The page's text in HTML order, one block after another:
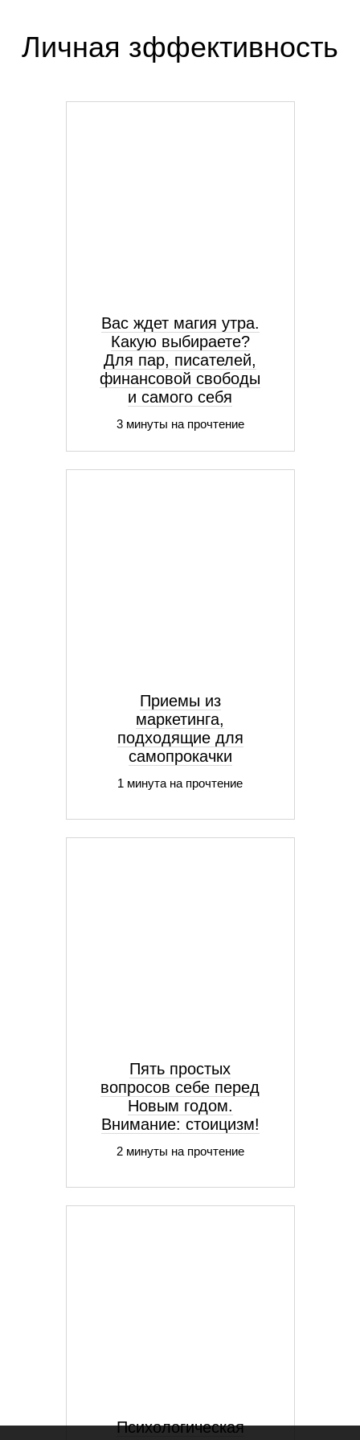
Личная зффективность
Вас ждет магия утра.
Какую выбираете?
Для пар, писателей,
финансовой свободы
и самого себя
3 минуты на прочтение
Приемы из
маркетинга,
подходящие для
самопрокачки
1 минута на прочтение
Пять простых
вопросов себе перед
Новым годом.
Внимание: стоицизм!
2 минуты на прочтение
Психологическая